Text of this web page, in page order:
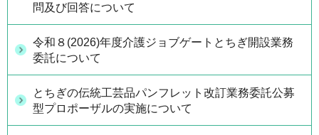
問及び回答について
令和８(2026)年度介護ジョブゲートとちぎ開設業務
委託について
とちぎの伝統工芸品パンフレット改訂業務委託公募
型プロポーザルの実施について